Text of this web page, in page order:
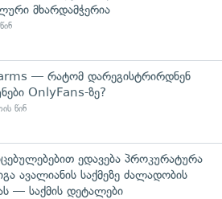
მხარდამჭერია
— რატომ დარეგისტრირდნენ
OnlyFans-ზე?
წინ
ედავება პროკურატურა
ავალიანის საქმეზე ძალადობის
— საქმის დეტალები